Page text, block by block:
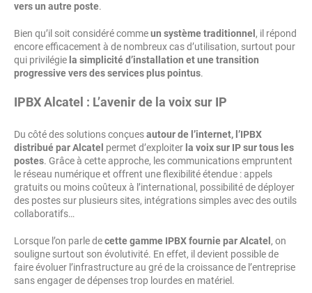
vers un autre poste.
Bien qu’il soit considéré commeun système traditionnel , il répond
encore efficacement à de nombreux cas d’utilisation, surtout pour
qui privilégie la simplicité d’installation et une transition
progressive vers des services plus pointus.
IPBX Alcatel : L’avenir de la voix sur IP
Du côté des solutions conçuesautour de l’internet, l’IPBX
distribué par Alcatel permet d’exploiter la voix sur IP sur tous les
postes. Grâce à cette approche, les communications empruntent
le réseau numérique et offrent une flexibilité étendue : appels
gratuits ou moins coûteux à l’international, possibilité de déployer
des postes sur plusieurs sites, intégrations simples avec des outils
collaboratifs…
Lorsque l’on parle decette gamme IPBX fournie par Alcatel , on
souligne surtout son évolutivité. En effet, il devient possible de
faire évoluer l’infrastructure au gré de la croissance de l’entreprise
sans engager de dépenses trop lourdes en matériel.